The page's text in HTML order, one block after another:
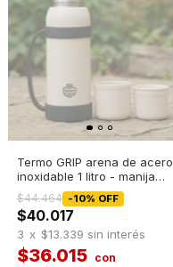
Termo GRIP arena de acero
inoxidable 1 litro - manija
negra
$40.017
-10% OFF
$44.464
$36.015
3 x $13.339 sin interés